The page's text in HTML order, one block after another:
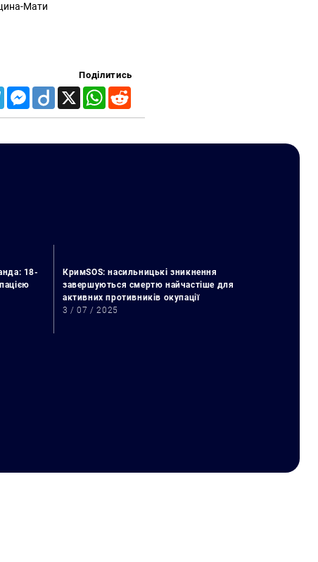
Мати
Поділитись
TelegramMessenger
Diigo X WhatsApp
18-
КримSOS: насильницькі зникнення
завершуються смертю найчастіше для
активних противників окупації
3 / 07 / 2025